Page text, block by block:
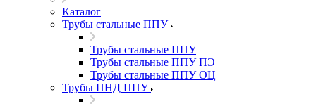
Каталог
Трубы стальные ППУ
Трубы стальные ППУ
Трубы стальные ППУ ПЭ
Трубы стальные ППУ ОЦ
Трубы ПНД ППУ